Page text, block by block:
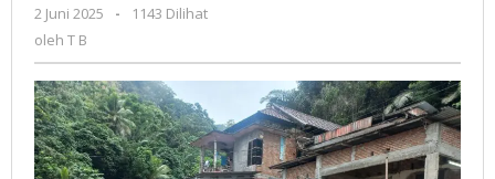
2 Juni 2025
oleh
-
1143 Dilihat
oleh T B